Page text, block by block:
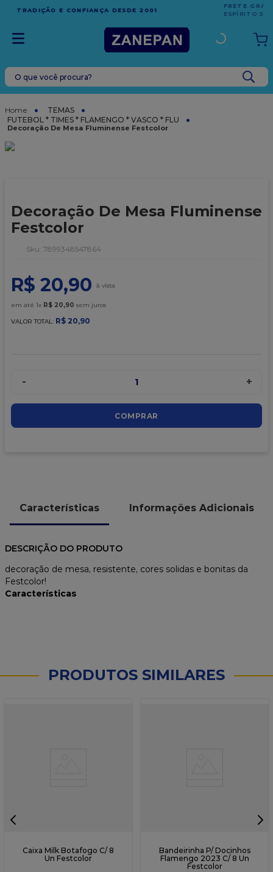
FRETE GRÁTIS
EM COMPRAS ACIMA DE R$1.000,00 PARA O
ESPÍRITO SANTO
O que você procura?
TEMAS
FUTEBOL * TIMES * FLAMENGO * VASCO * FLU
Decoração De Mesa Fluminense Festcolor
Decoração De Mesa Fluminense
Festcolor
: 7899348547864
R$ 20,90
em até 1x R$ 20,90 sem juros
VALOR TOTAL: R$ 20,90
- 1 +
COMPRAR
Características Informações Adicionais
DESCRIÇÃO DO PRODUTO
decoração de mesa, resistente, cores solidas e bonitas da
Festcolor!
Características
PRODUTOS SIMILARES
Caixa Milk Botafogo C/ 8
Un Festcolor
Bandeirinha P/ Docinhos
Flamengo 2023 C/ 8 Un
Festcolor
TERMOS MAIS BUSCADOS
caixa
2º
leite condensado
6º
sacola
7º
vabene
granulado
9
caixa kraft
chocolate